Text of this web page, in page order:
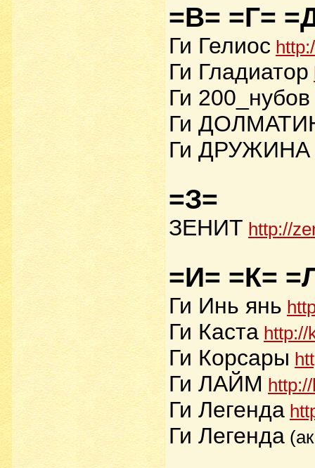
=В= =Г=
Ги Гелиос
Ги Гладиатор
Ги 200_нубов
Ги
Ги ДРУЖИНА
=З=
ЗЕНИТ http://
=И= =К=
Ги Инь янь
Ги Каста http://
Ги Корсары
Ги ЛАЙМ
Ги Легенда
Ги Легенда